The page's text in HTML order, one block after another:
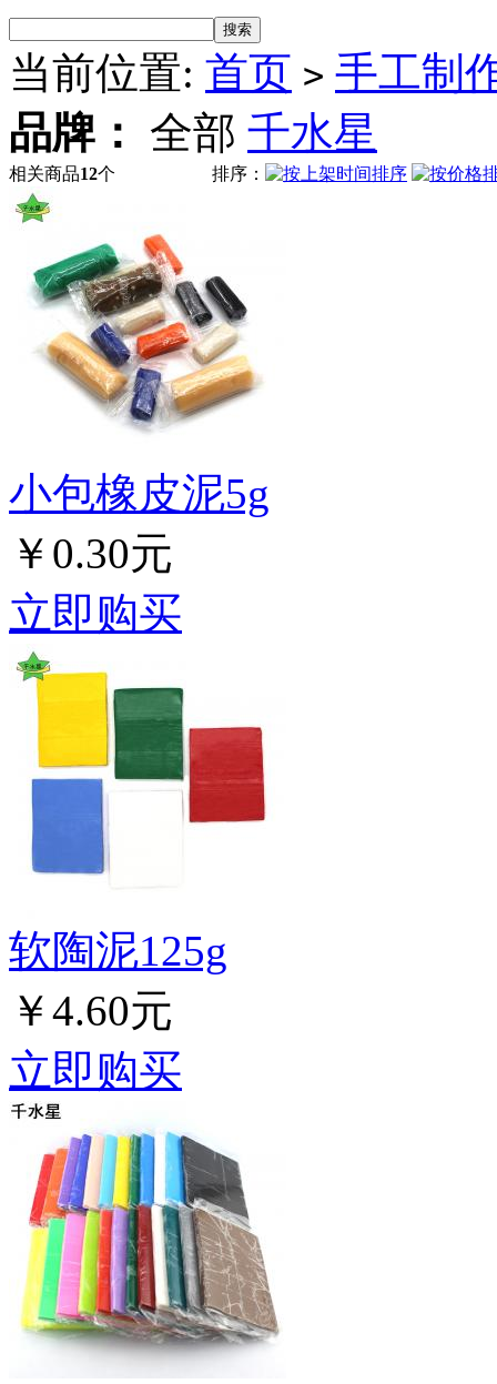
当前位置: 首页 > 手工制
品牌：
全部 千水星
相关商品12个 排序：
小包橡皮泥5g
￥0.30元
立即购买
软陶泥125g
￥4.60元
立即购买